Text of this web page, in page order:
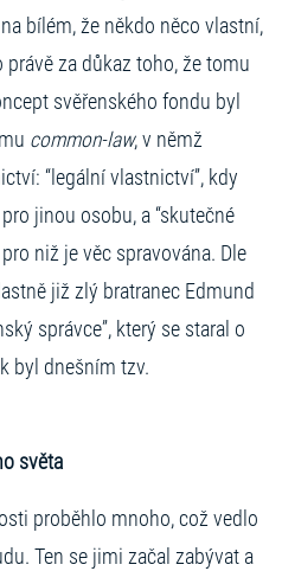
bílém, že někdo něco vlastní,
za důkaz toho, že tomu
svěřenského fondu byl
common-law, v němž
“legální vlastnictví”, kdy
jinou osobu, a “skutečné
niž je věc spravována. Dle
již zlý bratranec Edmund
správce”, který se staral o
byl dnešním tzv.
světa
proběhlo mnoho, což vedlo
Ten se jimi začal zabývat a